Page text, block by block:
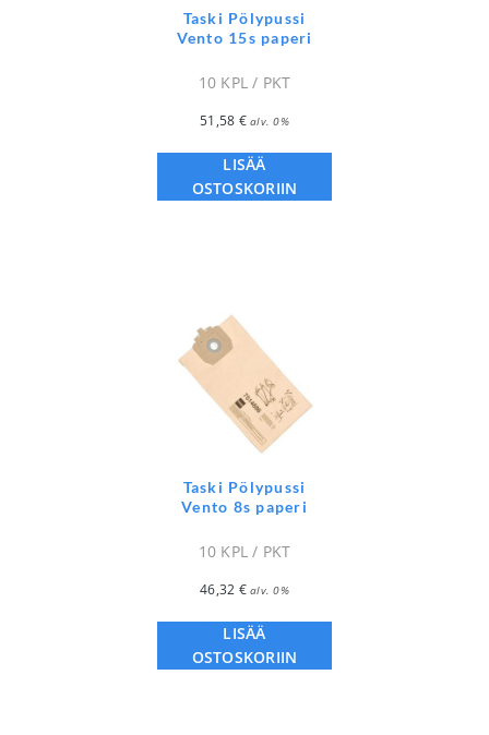
Taski Pölypussi
Vento 15s paperi
10 KPL / PKT
51,58 € alv. 0%
LISÄÄ
OSTOSKORIIN
Taski Pölypussi
Vento 8s paperi
10 KPL / PKT
46,32 € alv. 0%
LISÄÄ
OSTOSKORIIN